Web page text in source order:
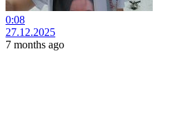
0:08
27.12.2025
7 months ago